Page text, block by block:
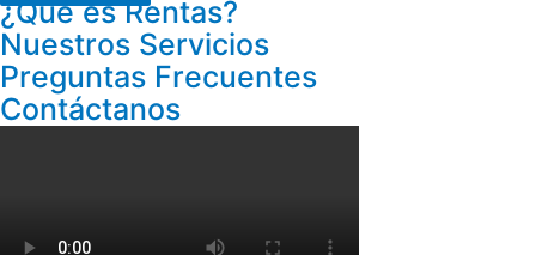
¿Qué es Rentas?
Nuestros Servicios
Preguntas Frecuentes
Contáctanos